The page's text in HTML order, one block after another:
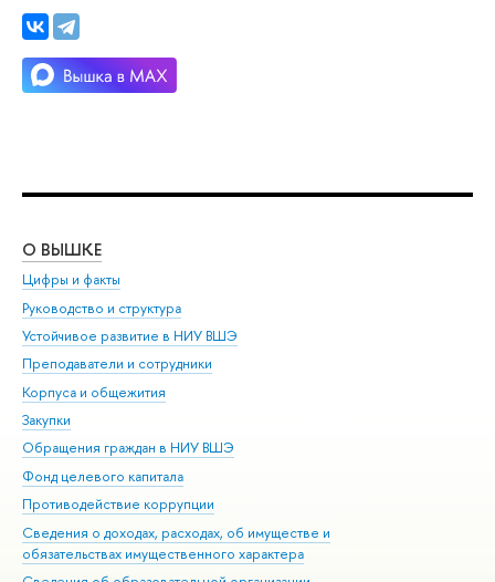
О ВЫШКЕ
Цифры и факты
Руководство и структура
Устойчивое развитие в НИУ ВШЭ
Преподаватели и сотрудники
Корпуса и общежития
Закупки
Обращения граждан в НИУ ВШЭ
Фонд целевого капитала
Противодействие коррупции
Сведения о доходах, расходах, об имуществе и
обязательствах имущественного характера